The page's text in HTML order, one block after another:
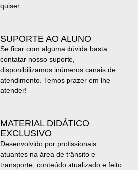
quiser.
SUPORTE AO ALUNO
Se ficar com alguma dúvida basta
contatar nosso suporte,
disponibilizamos inúmeros canais de
atendimento. Temos prazer em lhe
atender!
MATERIAL DIDÁTICO
EXCLUSIVO
Desenvolvido por profissionais
atuantes na área de trânsito e
transporte, conteúdo atualizado e feito